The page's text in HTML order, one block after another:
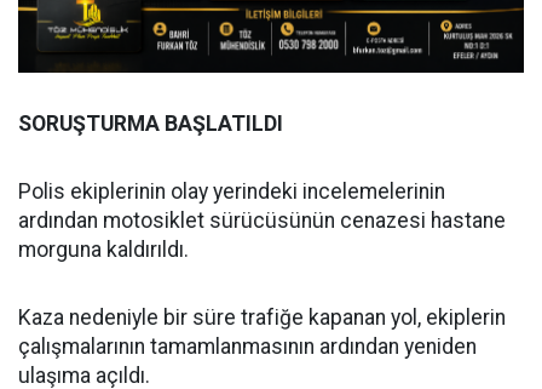
SORUŞTURMA BAŞLATILDI
Polis ekiplerinin olay yerindeki incelemelerinin
ardından motosiklet sürücüsünün cenazesi hastane
morguna kaldırıldı.
Kaza nedeniyle bir süre trafiğe kapanan yol, ekiplerin
çalışmalarının tamamlanmasının ardından yeniden
ulaşıma açıldı.